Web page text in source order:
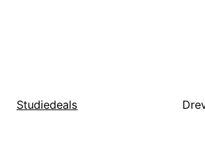
Studiedeals